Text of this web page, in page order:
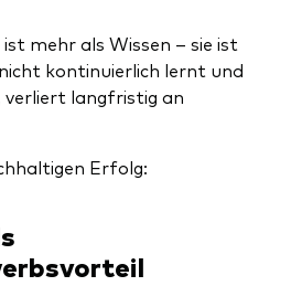
mehr als Wissen – sie ist
kontinuierlich lernt und
langfristig an
Erfolg: